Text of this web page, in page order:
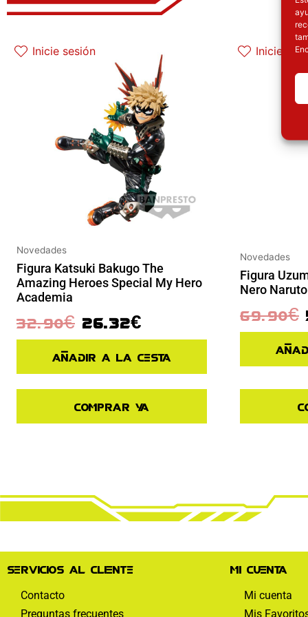
Inicie sesión
Novedades
Figura Katsuki Bakugo The
Amazing Heroes Special My Hero
Academia
32.90€ 26.32€
Añadir a la cesta
Comprar ya
Inicie
Novedades
Figura
Nero
69.90€
Servicios al cliente
Contacto
Preguntas frecuentes
Mi cuenta
Mi cuenta
Mis